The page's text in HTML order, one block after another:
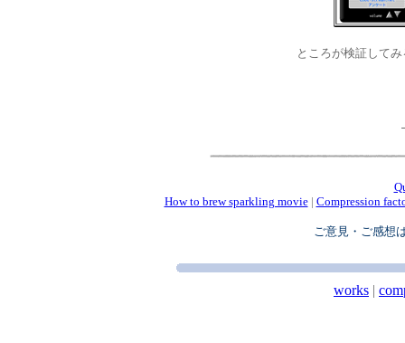
ところが検証して
How to brew sparkling movie| Compression
ご意見・ご感想
works |